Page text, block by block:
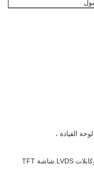
القيادة ،
شاشة تعمل باللمس وإضاءة خلفية LED وكابلات LVDS.شاشة TFT